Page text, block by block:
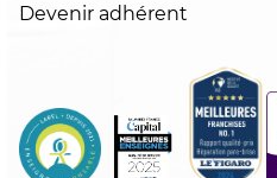
Devenir adhérent